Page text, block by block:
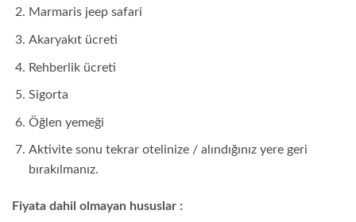
Marmaris jeep safari
Akaryakıt ücreti
Rehberlik ücreti
Sigorta
Öğlen yemeği
Aktivite sonu tekrar otelinize / alındığınız yere geri
bırakılmanız.
Fiyata dahil olmayan hususlar :